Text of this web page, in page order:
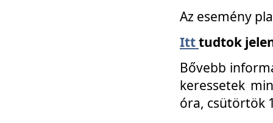
Az esemény
Itttudtok
Bővebb
keressetek
óra, csütörtök